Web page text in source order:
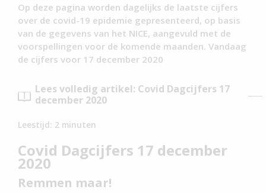
Op deze pagina worden dagelijks de laatste cijfers
over de covid-19 epidemie gepresenteerd, op basis
van de gegevens van het NICE, aangevuld met de
voorspellingen voor de komende maanden. Vandaag
de cijfers voor 17 december 2020
Lees volledig artikel: Covid Dagcijfers 17
december 2020
Leestijd: 2 minuten
Covid Dagcijfers 17 december
2020
Remmen maar!